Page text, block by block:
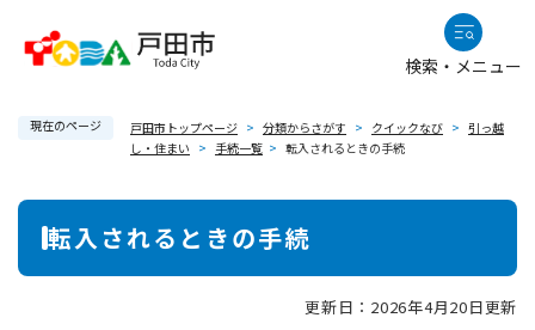
検索・メニュー
現在のページ 戸田市トップページ > 分類からさがす > クイックなび > 引っ越
し・住まい > 手続一覧 > 転入されるときの手続
本
転入されるときの手続
更新日：2026年4月20日更新